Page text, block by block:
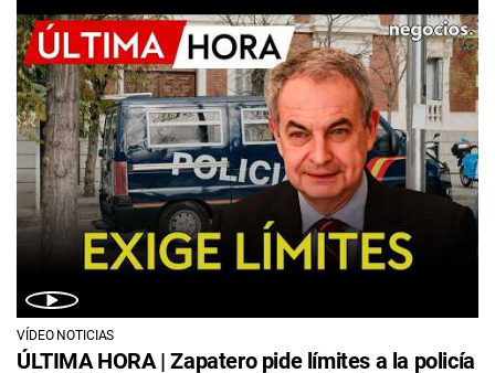
VÍDEO NOTICIAS
ÚLTIMA HORA | Zapatero pide límites a la policía